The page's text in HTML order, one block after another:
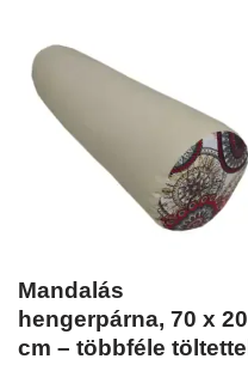
Mandalás
hengerpárna, 70 x 20
cm – többféle töltettel